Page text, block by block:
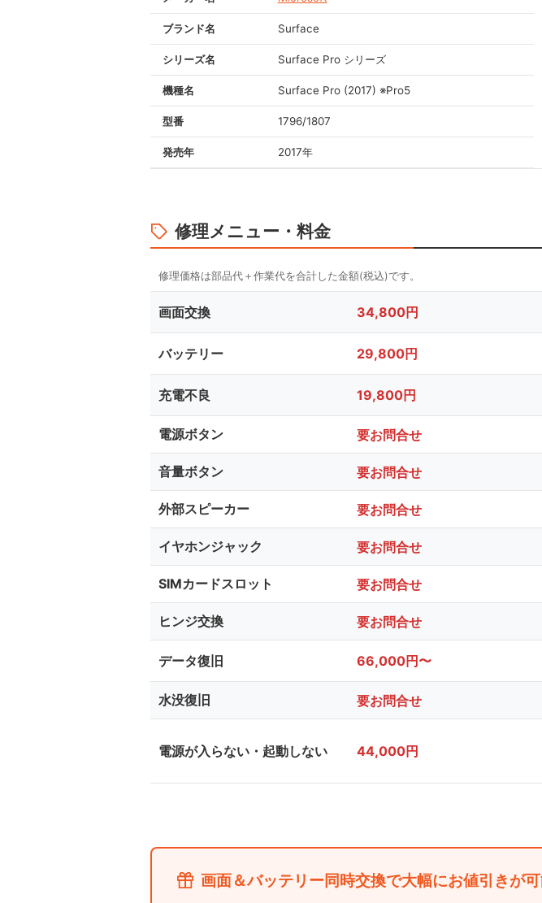
ブランド名 Surface
シリーズ名 Surface Pro シリーズ
機種名 Surface Pro (2017) ※Pro5
型番 1796/1807
発売年 2017年
修理メニュー・料金
画面交換 34,800円
バッテリー 29,800円
充電不良 19,800円
電源ボタン 要お問合せ
音量ボタン 要お問合せ
外部スピーカー 要お問合せ
イヤホンジャック 要お問合せ
SIMカードスロット 要お問合せ
ヒンジ交換 要お問合せ
データ復旧 66,000円〜
水没復旧 要お問合せ
電源が入らない・起動しない 44,000円
画面＆バッテリー同時交換で大幅にお値引きが可